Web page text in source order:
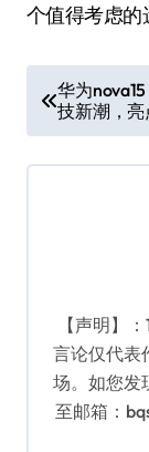
个值得考虑的
章
导
华为
技新潮，
【声明】
言论仅代表
场。如您发
至邮箱：